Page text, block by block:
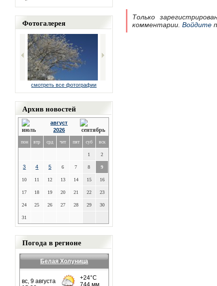
Фотогалерея
смотреть все фотографии
Архив новостей
август
2026
пон втр срд чет пят суб вск
1 2
3 4 5 6 7 8 9
10 11 12 13 14 15 16
17 18 19 20 21 22 23
24 25 26 27 28 29 30
31
Погода в регионе
Белая Холуница
Только
комментарии. Войдите